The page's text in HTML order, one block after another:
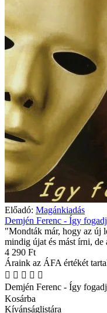
Előadó: Magánkiadás
Demjén Ferenc - Így
"Mondták már, hogy az új
mindig újat és mást írni,
4 290 Ft
Áraink az ÁFA értékét
Demjén Ferenc - Így
Kosárba
Kívánságlistára